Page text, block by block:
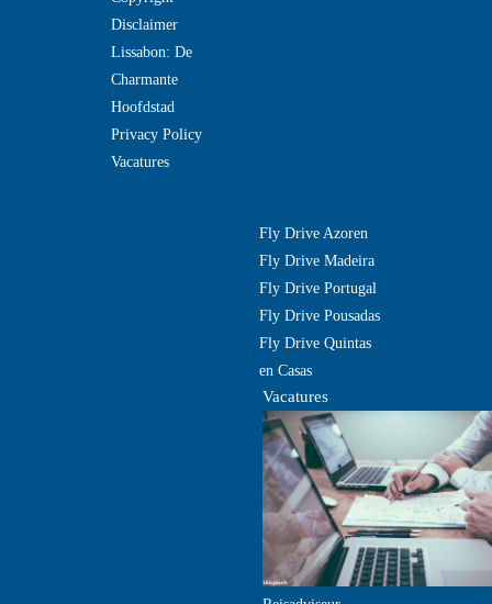
Disclaimer
Lissabon: De
Charmante
Hoofdstad
Privacy Policy
Vacatures
Fly Drive Azoren
Fly Drive Madeira
Fly Drive Portugal
Fly Drive Pousadas
Fly Drive Quintas
en Casas
Vacatures